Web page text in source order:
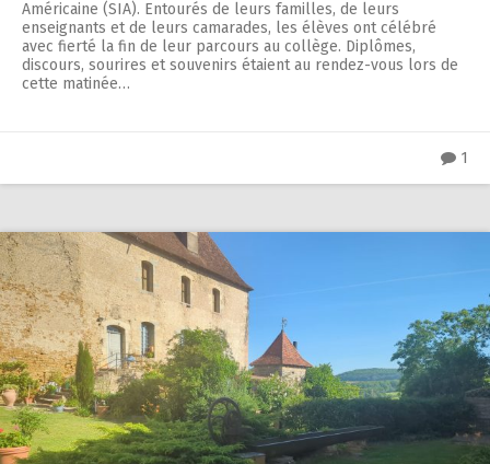
Américaine (SIA). Entourés de leurs familles, de leurs
enseignants et de leurs camarades, les élèves ont célébré
avec fierté la fin de leur parcours au collège. Diplômes,
discours, sourires et souvenirs étaient au rendez-vous lors de
cette matinée…
1